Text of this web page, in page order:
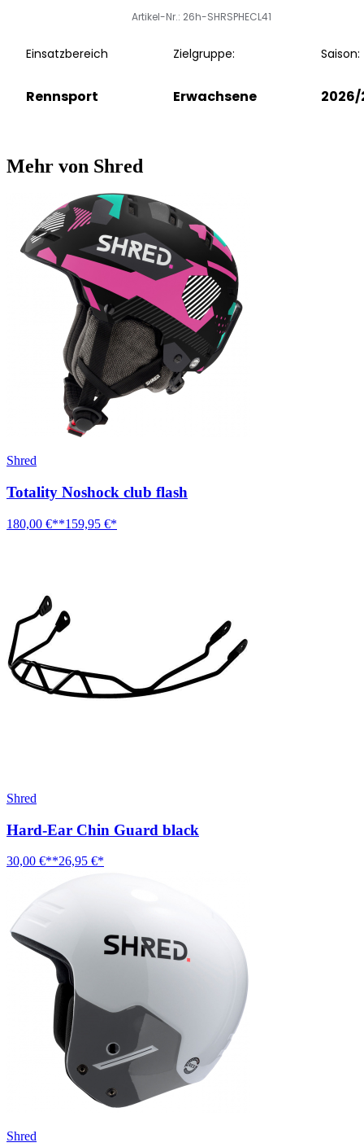
Artikel-Nr.: 26h-SHRSPHECL41
Einsatzbereich
Rennsport
Zielgruppe:
Erwachsene
Saison:
2026/
Mehr von Shred
Shred
Totality Noshock club flash
180,00 €**159,95 €*
Shred
Hard-Ear Chin Guard black
30,00 €**26,95 €*
Shred